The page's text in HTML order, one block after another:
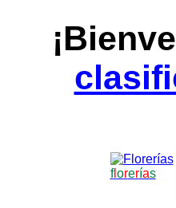
florerías